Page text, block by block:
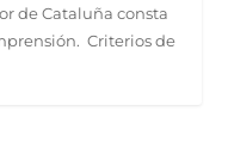
de Cataluña consta
Criterios de